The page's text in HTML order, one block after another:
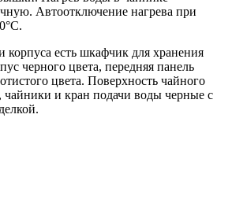
Автоотключение нагрева при
корпуса есть шкафчик для хранения
черного цвета, передняя панель
цвета. Поверхность чайного
чайники и кран подачи воды черные с